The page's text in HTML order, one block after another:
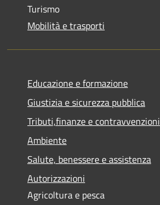
Turismo
Mobilità e trasporti
Educazione e formazione
Giustizia e sicurezza pubblica
Tributi,finanze e contravvenzioni
Ambiente
Salute, benessere e assistenza
Autorizzazioni
Agricoltura e pesca